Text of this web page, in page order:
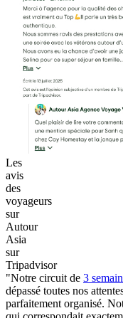
Les
avis
des
voyageurs
sur
Autour
Asia
sur
Tripadvisor
"Notre circuit de 3
dépassé toutes nos
parfaitement organisé.